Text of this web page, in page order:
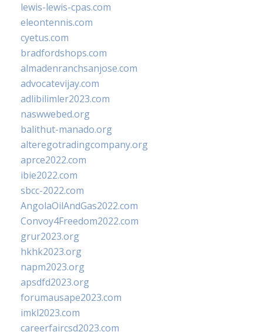
lewis-lewis-cpas.com
eleontennis.com
cyetus.com
bradfordshops.com
almadenranchsanjose.com
advocatevijay.com
adlibilimler2023.com
naswwebed.org
balithut-manado.org
alteregotradingcompany.org
aprce2022.com
ibie2022.com
sbcc-2022.com
AngolaOilAndGas2022.com
Convoy4Freedom2022.com
grur2023.org
hkhk2023.org
napm2023.org
apsdfd2023.org
forumausape2023.com
imkl2023.com
careerfaircsd2023.com